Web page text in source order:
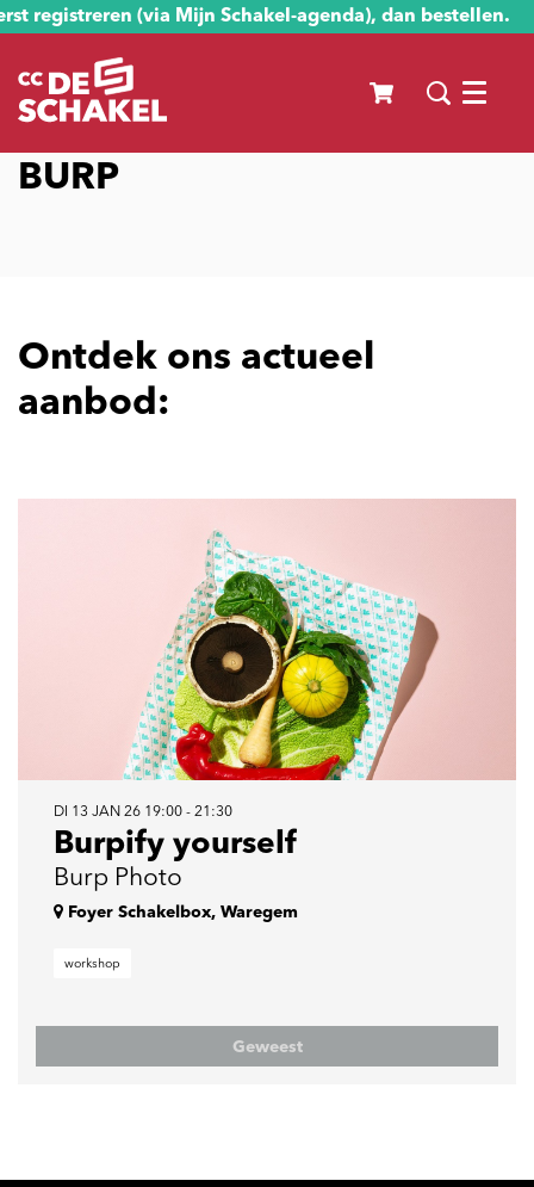
registreren (via Mijn Schakel-agenda), dan bestellen.
Menu
BURP
Ontdek ons actueel
aanbod:
Burpify yourself
Burp Photo
DI 13 JAN 26 19:00 - 21:30
Foyer Schakelbox, Waregem
workshop
Geweest